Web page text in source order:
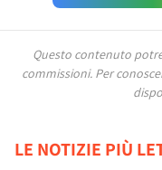
Questo contenuto
commissioni. Per
LE NOTIZIE PIÙ